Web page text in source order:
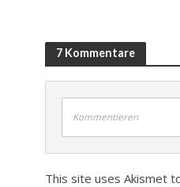
7 Kommentare
Kommentieren
This site uses Akismet